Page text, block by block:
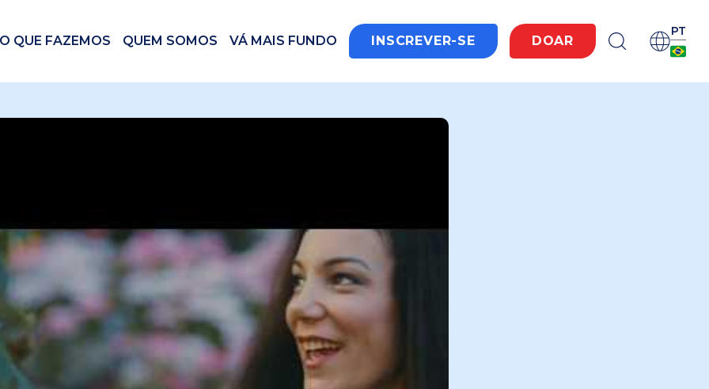
O QUE FAZEMOS QUEM SOMOS VÁ MAIS FUNDO INSCREVER-SE DOAR
PT